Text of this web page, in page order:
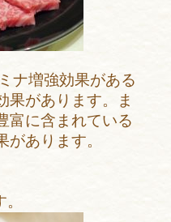
ナ増強効果がある
果があります。ま
富に含まれている
あります。